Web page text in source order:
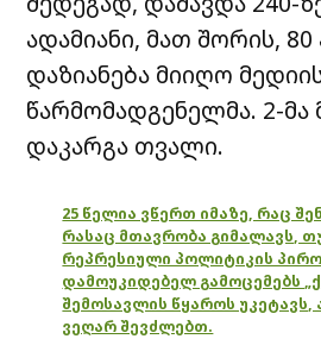
ადამიანი, მათ შორის,
დაზიანება მიიღო
წარმომადგენელმა. 2-მა
დაკარგა თვალი.
25 წელია ვწერთ იმაზე, რაც
რასაც მთავრობა გიმალავს,
რეპრესიული პოლიტიკის
დამოუკიდებელ გამოცემებს
შემოსავლის წყაროს უკეტავს,
ვეღარ შევძლებთ.